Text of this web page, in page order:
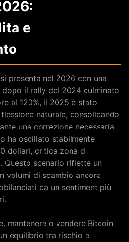
e
presenta nel 2026 con una
dopo il rally del 2024 culminato
al 120%, il 2025 è stato
naturale, consolidando
una correzione necessaria.
ha oscillato stabilmente
dollari, critica zona di
Questo scenario riflette un
volumi di scambio ancora
da un sentiment più
mantenere o vendere Bitcoin
equilibrio tra rischio e